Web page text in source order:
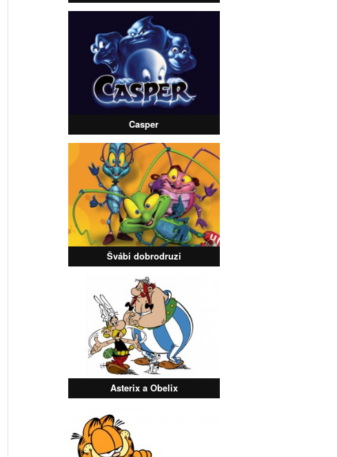
Casper
Švábi dobrodruzi
Asterix a Obelix